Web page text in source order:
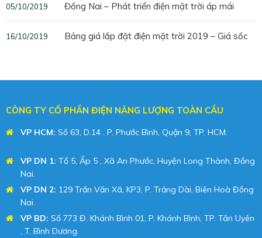
Đồng Nai – Phát triển điện mặt trời áp mái
05/10/2019
Bảng giá lắp đặt điện mặt trời 2019 – Giá sốc
16/10/2019
CÔNG TY CỔ PHẦN ĐIỆN NĂNG LƯỢNG TOÀN CẦU
VP HCM: Số 63, D.14 . P. Phước Bình, Quận 9, TP. HCM.
VP DN 1: Tổ 5, Ấp 5 , Xã An Phước, Huyện Long Thành, Đồng
Nai.
VP DN 2: 129 Trần Văn Xã, KP3, P. Trảng Dài, Biên Hoà Đồng
Nai.
VP BD: Số 773 Đ. Khánh Bình 01, P. Khánh Bình, TP. Tân Uyên
, T. Bình Dương.